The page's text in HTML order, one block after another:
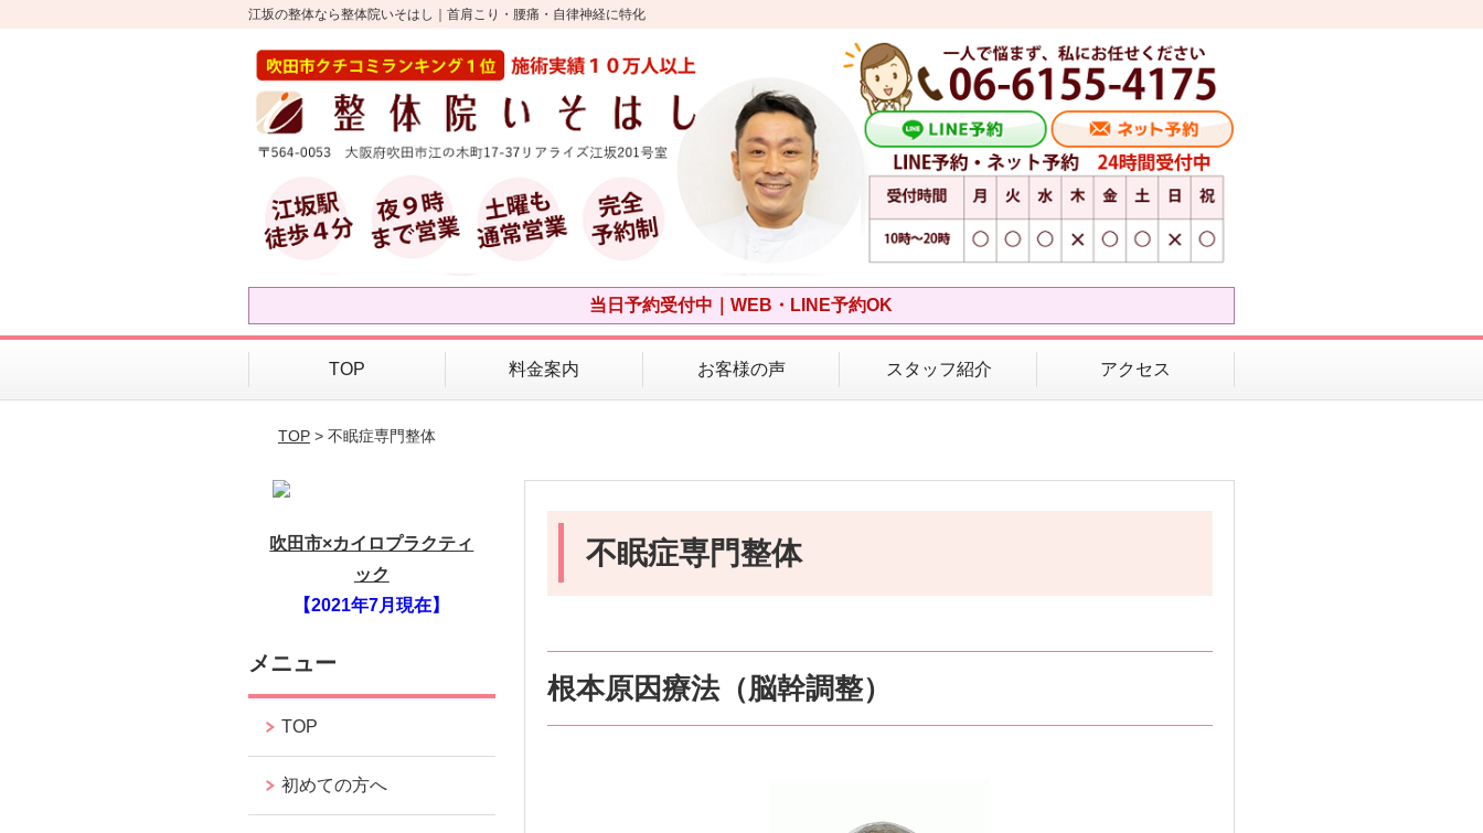
江坂の整体なら整体院いそはし｜首肩こり・腰痛・自律神経に特化
当日予約受付中｜WEB・LINE予約OK
TOP 料金案内 お客様の声 スタッフ紹介 アクセス
TOP> 不眠症専門整体
不眠症専門整体
根本​原因療法（脳幹調整）
吹田市×カイロプラクティ
ック
【2021年7月現在】
メニュー
TOP
初めての方へ